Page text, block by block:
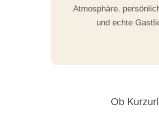
Atmosphäre,
und echte
Ob